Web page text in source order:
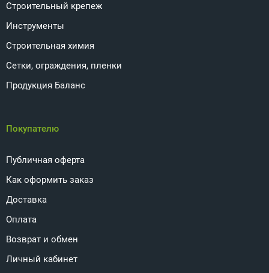
Строительный крепеж
Инструменты
Строительная химия
Сетки, ограждения, пленки
Продукция Баланс
Покупателю
Публичная оферта
Как оформить заказ
Доставка
Оплата
Возврат и обмен
Личный кабинет